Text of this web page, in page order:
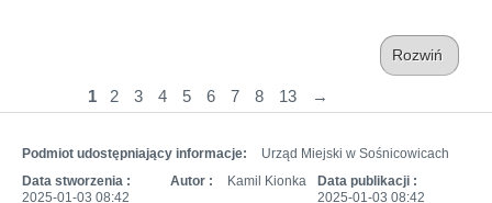
Rozwiń
1 2 3 4 5 6 7 8 13 →
Podmiot udostępniający informacje:
Urząd Miejski w Sośnicowicach
Data stworzenia :
2025-01-03 08:42
Autor : Kamil Kionka
Data publikacji :
2025-01-03 08:42